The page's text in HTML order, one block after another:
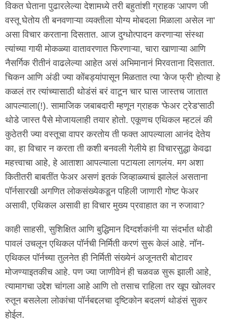
विकत घेताना पुढारलेल्या देशामध्ये तरी बहुतांशी ग्राहक 'आपण जी
वस्तू घेतोय ती बनवणाऱ्या व्यक्तीला योग्य मोबदला मिळाला असेल ना'
असा विचार करताना दिसतात. आज दुग्धोत्पादन करणाऱ्या संस्था
त्यांच्या गायी मोकळ्या वातावरणात फिरणाऱ्या, चारा खाणाऱ्या आणि
नैसर्गिक रीतीनं वाढलेल्या आहेत असं अभिमानानं मिरवताना दिसतात.
चिकन आणि अंडी ज्या कोंबड्यांपासून मिळतात त्या 'केज फ्री' होत्या हे
कळलं तर त्यांच्यासाठी थोडंसं बरं वाटून चार घास जास्तच जातात
आपल्याला(!). सामाजिक जबाबदारी म्हणून ग्राहक 'फेअर ट्रेड'साठी
थोडे जास्त पैसे मोजायलाही तयार होतो. एकूणच एथिकल म्हटलं की
कुठेतरी ज्या वस्तूचा वापर करतोय ती फक्त आपल्याला आनंद देतेय
का, हा विचार न करता ती कशी बनवली गेलीये हा विचारसुद्धा केवढा
महत्त्वाचा आहे, हे आताशा आपल्याला पटायला लागलंय. मग अशा
कितीतरी बाबतींत फेअर असणं इतकं जिव्हाळ्याचं झालेलं असताना
पॉर्नसारखी अगणित लोकसंख्येकडून पहिली जाणारी गोष्ट फेअर
असावी, एथिकल असावी हा विचार मुख्य प्रवाहात का न रुजावा?
काही साहसी, सुशिक्षित आणि बुद्धिमान दिग्दर्शकांनी या संदर्भात थोडी
पावलं उचलून एथिकल पॉर्नची निर्मिती करणं सुरू केलं आहे. नॉन-
एथिकल पॉर्नच्या तुलनेत ही निर्मिती संख्येनं अजूनतरी बोटावर
मोजण्याइतकीच आहे. पण ज्या जाणीवेनं ही चळवळ सुरू झाली आहे,
त्यामागचा उद्देश चांगला आहे आणि तो तसाच राहिला तर खूप खोलवर
रुतून बसलेला लोकांचा पॉर्नबद्दलचा दृष्टिकोन बदलणं थोडंसं सुकर
होईल.